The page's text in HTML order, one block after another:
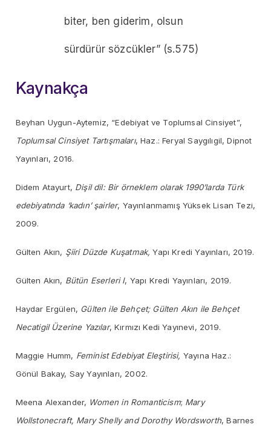
biter, ben giderim, olsun
sürdürür sözcükler” (s.575)
Kaynakça
Beyhan Uygun-Aytemiz, “Edebiyat ve Toplumsal Cinsiyet”,
Toplumsal Cinsiyet Tartışmaları, Haz.: Feryal Saygılıgil, Dipnot
Yayınları, 2016.
Didem Atayurt, Dişil dil: Bir örneklem olarak 1990’larda Türk
edebiyatında ‘kadın’ şairler, Yayınlanmamış Yüksek Lisan Tezi,
2009.
Gülten Akın, Şiiri Düzde Kuşatmak,Yapı Kredi Yayınları, 2019.
Gülten Akın, Bütün Eserleri I, Yapı Kredi Yayınları, 2019.
Haydar Ergülen, Gülten ile Behçet; Gülten Akın ile Behçet
Necatigil Üzerine Yazılar, Kırmızı Kedi Yayınevi, 2019.
Maggie Humm, Feminist Edebiyat Eleştirisi, Yayına Haz.:
Gönül Bakay, Say Yayınları, 2002.
Meena Alexander, Women in Romanticism; Mary
Wollstonecraft, Mary Shelly and Dorothy Wordsworth, Barnes